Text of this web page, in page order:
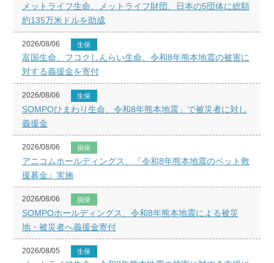
メットライフ生命、メットライフ財団、日本の5団体に総額
約135万米ドルを助成
2026/08/06 生保
富国生命、フコクしんらい生命、令和8年熊本地震の被害に
対する義援金を寄付
2026/08/06 生保
SOMPOひまわり生命、令和8年熊本地震」で被災者に対し
義援金
2026/08/06 損保
アニコムホールディングス、『令和8年熊本地震のペット救
援募金』実施
2026/08/06 損保
SOMPOホールディングス、令和8年熊本地震による被災
地・被災者へ義援金寄付
2026/08/05 生保